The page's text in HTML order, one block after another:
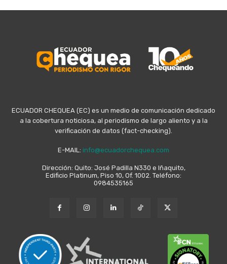
ECUADOR CHEQUEA (EC) es un medio de comunicación dedicado
a la cobertura noticiosa, al periodismo de largo aliento y a la
verificación de datos (fact-checking).
E-MAIL: info@ecuadorchequea.com
Dirección: Quito: José Padilla N330 e Iñaquito,
Edificio Platinum, Piso 10, Of. 1002. Teléfono:
0984535165